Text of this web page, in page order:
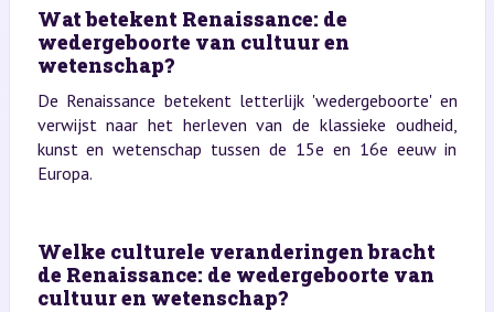
Wat betekent Renaissance: de
wedergeboorte van cultuur en
wetenschap?
De Renaissance betekent letterlijk 'wedergeboorte' en
verwijst naar het herleven van de klassieke oudheid,
kunst en wetenschap tussen de 15e en 16e eeuw in
Europa.
Welke culturele veranderingen bracht
de Renaissance: de wedergeboorte van
cultuur en wetenschap?